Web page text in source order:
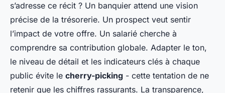
s’adresse ce récit ? Un banquier attend une vision
précise de la trésorerie. Un prospect veut sentir
l’impact de votre offre. Un salarié cherche à
comprendre sa contribution globale. Adapter le ton,
le niveau de détail et les indicateurs clés à chaque
public évite le cherry-picking - cette tentation de ne
retenir que les chiffres rassurants. La transparence,